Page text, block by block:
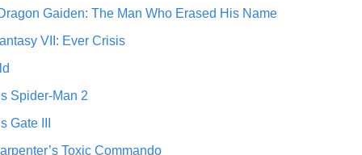
Gaiden: The Man Who Erased His Name
VII: Ever Crisis
Spider-Man 2
Gate III
Toxic Commando